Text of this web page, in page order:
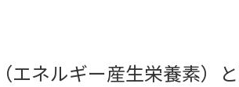
エネルギー産生栄養素）